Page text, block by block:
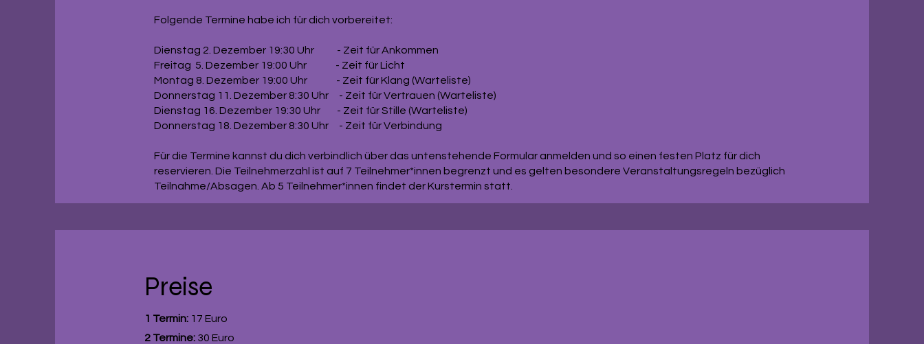
Folgende Termine habe ich für dich vorbereitet:
Dienstag 2. Dezember 19:30 Uhr - Zeit für Ankommen
Freitag 5. Dezember 19:00 Uhr - Zeit für Licht
Montag 8. Dezember 19:00 Uhr - Zeit für Klang (Warteliste)
Donnerstag 11. Dezember 8:30 Uhr - Zeit für Vertrauen (Warteliste)
Dienstag 16. Dezember 19:30 Uhr - Zeit für Stille (Warteliste)
Donnerstag 18. Dezember 8:30 Uhr - Zeit für Verbindung
Für die Termine kannst du dich verbindlich über das untenstehende Formular anmelden und so einen festen Platz für dich
reservieren. Die Teilnehmerzahl ist auf 7 Teilnehmer*innen begrenzt und es gelten besondere Veranstaltungsregeln bezüglich
Teilnahme/Absagen. Ab 5 Teilnehmer*innen findet der Kurstermin statt.
Preise
1 Termin: 17 Euro​​
2 Termine: 30 Euro